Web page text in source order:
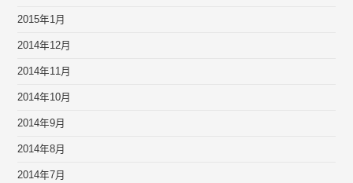
2015年1月
2014年12月
2014年11月
2014年10月
2014年9月
2014年8月
2014年7月